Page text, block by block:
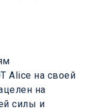
Alice на своей
на
силы и